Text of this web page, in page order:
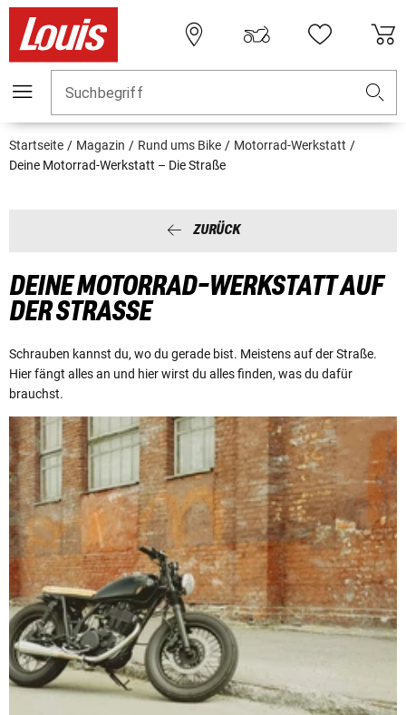
Suchbegriff
Startseite Magazin Rund ums Bike
Motorrad-Werkstatt
Deine Motorrad-Werkstatt – Die Straße
ZURÜCK
DEINE MOTORRAD-WERKSTATT AUF
DER STRASSE
Schrauben kannst du, wo du gerade bist. Meistens auf der Straße.
Hier fängt alles an und hier wirst du alles finden, was du dafür
brauchst.